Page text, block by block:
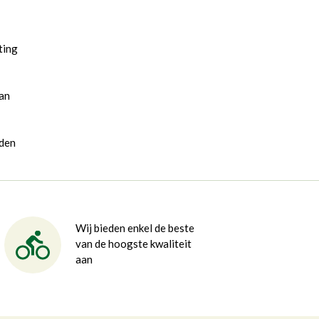
Wij bieden enkel de beste
van de hoogste kwaliteit
aan